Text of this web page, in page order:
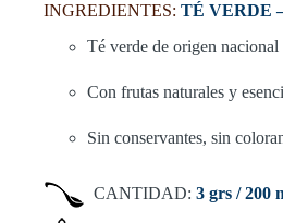
INGREDIENTES: TÉ VERDE
Té verde de origen nacional
Con frutas naturales y
Sin conservantes, sin
CANTIDAD: 3 grs / 200